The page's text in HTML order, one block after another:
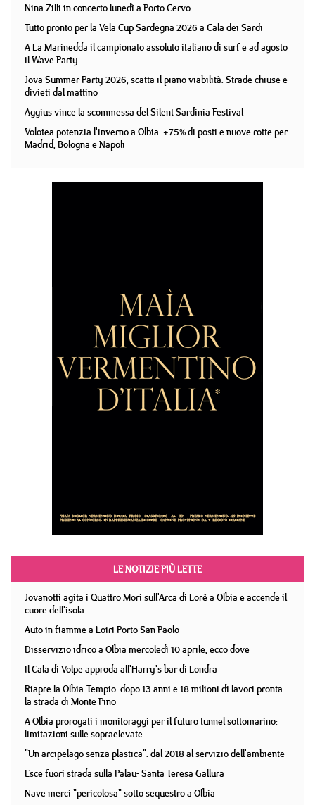
Nina Zilli in concerto lunedì a Porto Cervo
Tutto pronto per la Vela Cup Sardegna 2026 a Cala dei Sardi
A La Marinedda il campionato assoluto italiano di surf e ad agosto
il Wave Party
Jova Summer Party 2026, scatta il piano viabilità. Strade chiuse e
divieti dal mattino
Aggius vince la scommessa del Silent Sardinia Festival
Volotea potenzia l'inverno a Olbia: +75% di posti e nuove rotte per
Madrid, Bologna e Napoli
LE NOTIZIE PIÙ LETTE
Jovanotti agita i Quattro Mori sull'Arca di Lorè a Olbia e accende il
cuore dell'isola
Auto in fiamme a Loiri Porto San Paolo
Disservizio idrico a Olbia mercoledì 10 aprile, ecco dove
Il Cala di Volpe approda all'Harry's bar di Londra
Riapre la Olbia-Tempio: dopo 13 anni e 18 milioni di lavori pronta
la strada di Monte Pino
A Olbia prorogati i monitoraggi per il futuro tunnel sottomarino:
limitazioni sulle sopraelevate
"Un arcipelago senza plastica": dal 2018 al servizio dell'ambiente
Esce fuori strada sulla Palau- Santa Teresa Gallura
Nave merci "pericolosa" sotto sequestro a Olbia